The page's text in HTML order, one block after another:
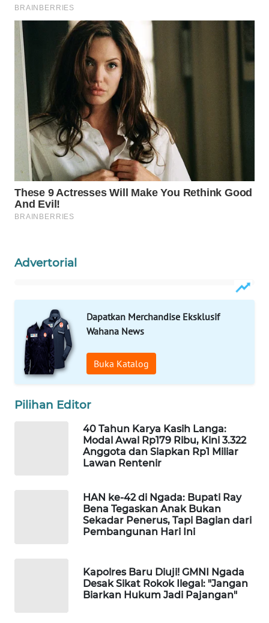
Advertorial
Dapatkan Merchandise Eksklusif
Wahana News
Buka Katalog
Pilihan Editor
40 Tahun Karya Kasih Langa:
Modal Awal Rp179 Ribu, Kini 3.322
Anggota dan Siapkan Rp1 Miliar
Lawan Rentenir
HAN ke-42 di Ngada: Bupati Ray
Bena Tegaskan Anak Bukan
Sekadar Penerus, Tapi Bagian dari
Pembangunan Hari Ini
Kapolres Baru Diuji! GMNI Ngada
Desak Sikat Rokok Ilegal: "Jangan
Biarkan Hukum Jadi Pajangan"
WAHANA
OTOMOTIF
WAHANA
HEALTH
WAHANA
DESA
WISATA
LAPAK
Wahana
KONSUMEN
LISTRIK
MASYARAKAT
KELISTRIKAN
ID